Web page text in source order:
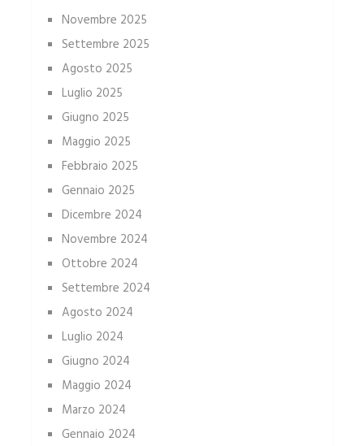
Novembre 2025
Settembre 2025
Agosto 2025
Luglio 2025
Giugno 2025
Maggio 2025
Febbraio 2025
Gennaio 2025
Dicembre 2024
Novembre 2024
Ottobre 2024
Settembre 2024
Agosto 2024
Luglio 2024
Giugno 2024
Maggio 2024
Marzo 2024
Gennaio 2024